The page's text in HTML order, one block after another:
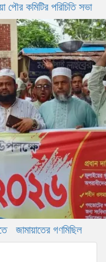
পৌর কমিটির পরিচিতি সভা
জামায়াতের গণমিছিল